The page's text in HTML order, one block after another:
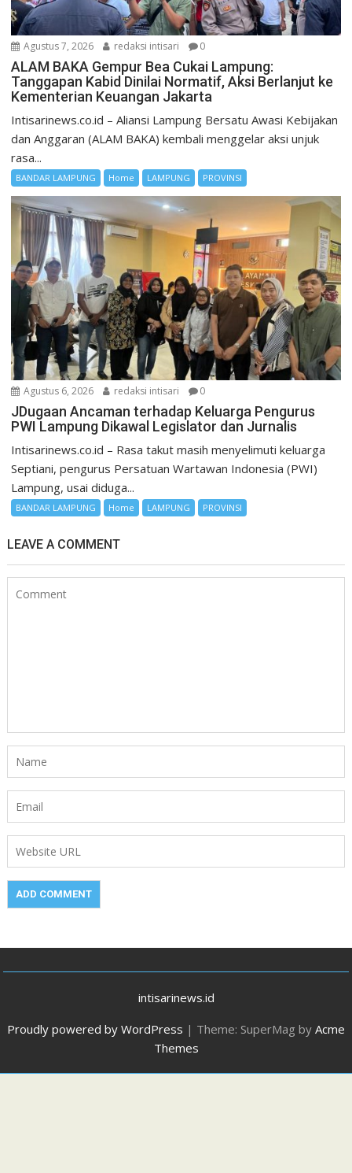
Agustus 7, 2026 redaksi intisari 0
ALAM BAKA Gempur Bea Cukai Lampung:
Tanggapan Kabid Dinilai Normatif, Aksi Berlanjut ke
Kementerian Keuangan Jakarta
Intisarinews.co.id – Aliansi Lampung Bersatu Awasi Kebijakan
dan Anggaran (ALAM BAKA) kembali menggelar aksi unjuk
rasa...
BANDAR LAMPUNG Home LAMPUNG PROVINSI
Agustus 6, 2026 redaksi intisari 0
JDugaan Ancaman terhadap Keluarga Pengurus
PWI Lampung Dikawal Legislator dan Jurnalis
Intisarinews.co.id – Rasa takut masih menyelimuti keluarga
Septiani, pengurus Persatuan Wartawan Indonesia (PWI)
Lampung, usai diduga...
BANDAR LAMPUNG Home LAMPUNG PROVINSI
LEAVE A COMMENT
intisarinews.id
Proudly powered by WordPress | Theme: SuperMag by Acme
Themes